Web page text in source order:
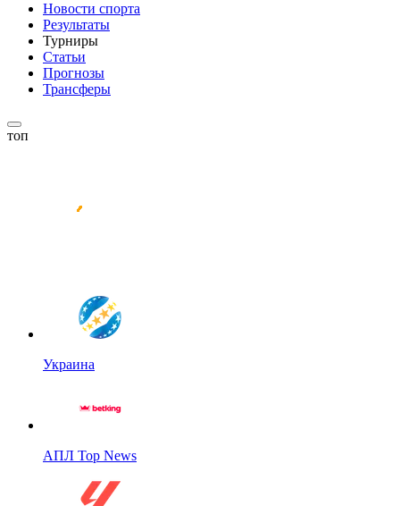
Новости спорта
Результаты
Турниры
Статьи
Прогнозы
Трансферы
топ
Украина
АПЛ Top News